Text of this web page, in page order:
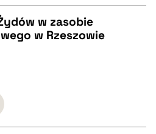
w zasobie
w Rzeszowie